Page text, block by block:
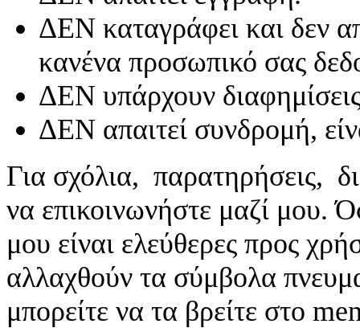
ΔΕΝ καταγράφει και δεν
κανένα προσωπικό σας
ΔΕΝ υπάρχουν
ΔΕΝ απαιτεί συνδρομή,
Για σχόλια, παρατηρήσεις,
να επικοινωνήστε μαζί μου.
μου είναι ελεύθερες προς
αλλαχθούν τα σύμβολα
μπορείτε να τα βρείτε στο